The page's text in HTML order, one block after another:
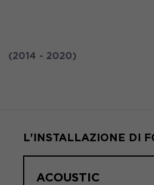
(2014 - 2020)
L'INSTALLAZIONE DI
ACOUSTIC